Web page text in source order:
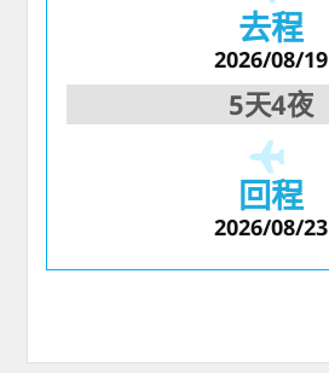
去程
2026/08/19
5天4夜
回程
2026/08/23